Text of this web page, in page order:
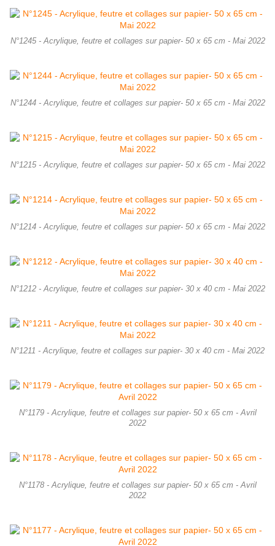
N°1245 - Acrylique, feutre et collages sur papier- 50 x 65 cm - Mai 2022
N°1244 - Acrylique, feutre et collages sur papier- 50 x 65 cm - Mai 2022
N°1215 - Acrylique, feutre et collages sur papier- 50 x 65 cm - Mai 2022
N°1214 - Acrylique, feutre et collages sur papier- 50 x 65 cm - Mai 2022
N°1212 - Acrylique, feutre et collages sur papier- 30 x 40 cm - Mai 2022
N°1211 - Acrylique, feutre et collages sur papier- 30 x 40 cm - Mai 2022
N°1179 - Acrylique, feutre et collages sur papier- 50 x 65 cm - Avril
2022
N°1178 - Acrylique, feutre et collages sur papier- 50 x 65 cm - Avril
2022